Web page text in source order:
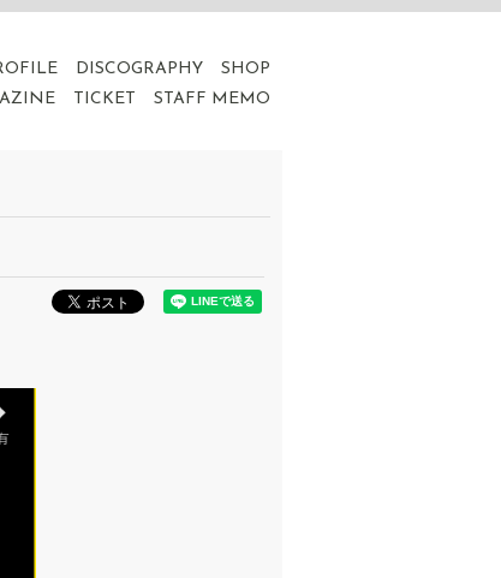
DISCOGRAPHY
SHOP
TICKET STAFF MEMO